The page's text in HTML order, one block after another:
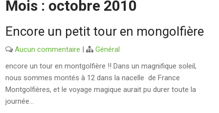
Mois : octobre 2010
Encore un petit tour en mongolfière
Aucun commentaire |
Général
encore un tour en montgolfière !! Dans un magnifique soleil,
nous sommes montés à 12 dans la nacelle de France
Montgolfières, et le voyage magique aurait pu durer toute la
journée…